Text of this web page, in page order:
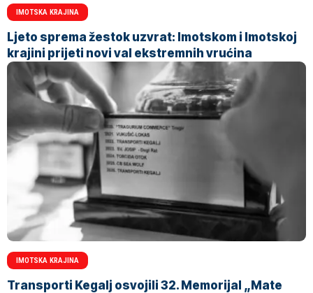
IMOTSKA KRAJINA
Ljeto sprema žestok uzvrat: Imotskom i Imotskoj
krajini prijeti novi val ekstremnih vrućina
IMOTSKA KRAJINA
Transporti Kegalj osvojili 32. Memorijal „Mate